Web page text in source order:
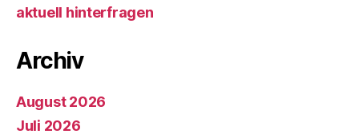
aktuell hinterfragen
Archiv
August 2026
Juli 2026